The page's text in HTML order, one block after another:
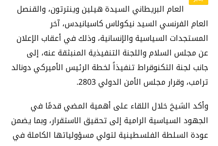
العام البريطاني السيدة هيلين وينترتون، والقنصل
العام الفرنسي السيد نيكولاس كاسيانيدس، آخر
المستجدات السياسية والإنسانية، وذلك في أعقاب الإعلان
عن مجلس السلام واللجنة التنفيذية المنبثقة عنه، إلى
جانب لجنة التكنوقراط تنفيذاً لخطة الرئيس الأميركي دونالد
ترامب، وقرار مجلس الأمن الدولي 2803.
وأكد الشيخ خلال اللقاء على أهمية المضي قدمًا في
الجهود السياسية الرامية إلى تحقيق الاستقرار، وبما يضمن
عودة السلطة الفلسطينية لتولي مسؤولياتها الكاملة في